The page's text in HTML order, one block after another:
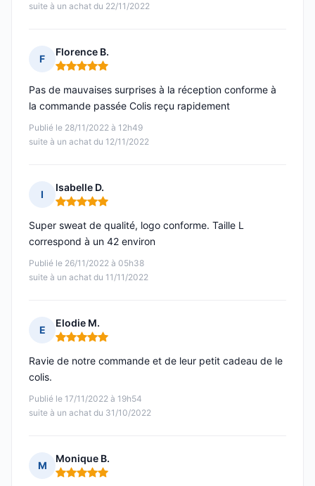
suite à un achat du 22/11/2022
F
Florence B.
Note : 5 sur 5
Publié le 28/11/2022 à 12h49
suite à un achat du 12/11/2022
Pas de mauvaises surprises à la réception conforme à
la commande passée Colis reçu rapidement
I
Isabelle D.
Note : 5 sur 5
Publié le 26/11/2022 à 05h38
suite à un achat du 11/11/2022
Super sweat de qualité, logo conforme. Taille L
correspond à un 42 environ
E
Elodie M.
Note : 5 sur 5
Publié le 17/11/2022 à 19h54
suite à un achat du 31/10/2022
Ravie de notre commande et de leur petit cadeau de le
colis.
M
Monique B.
Note : 5 sur 5